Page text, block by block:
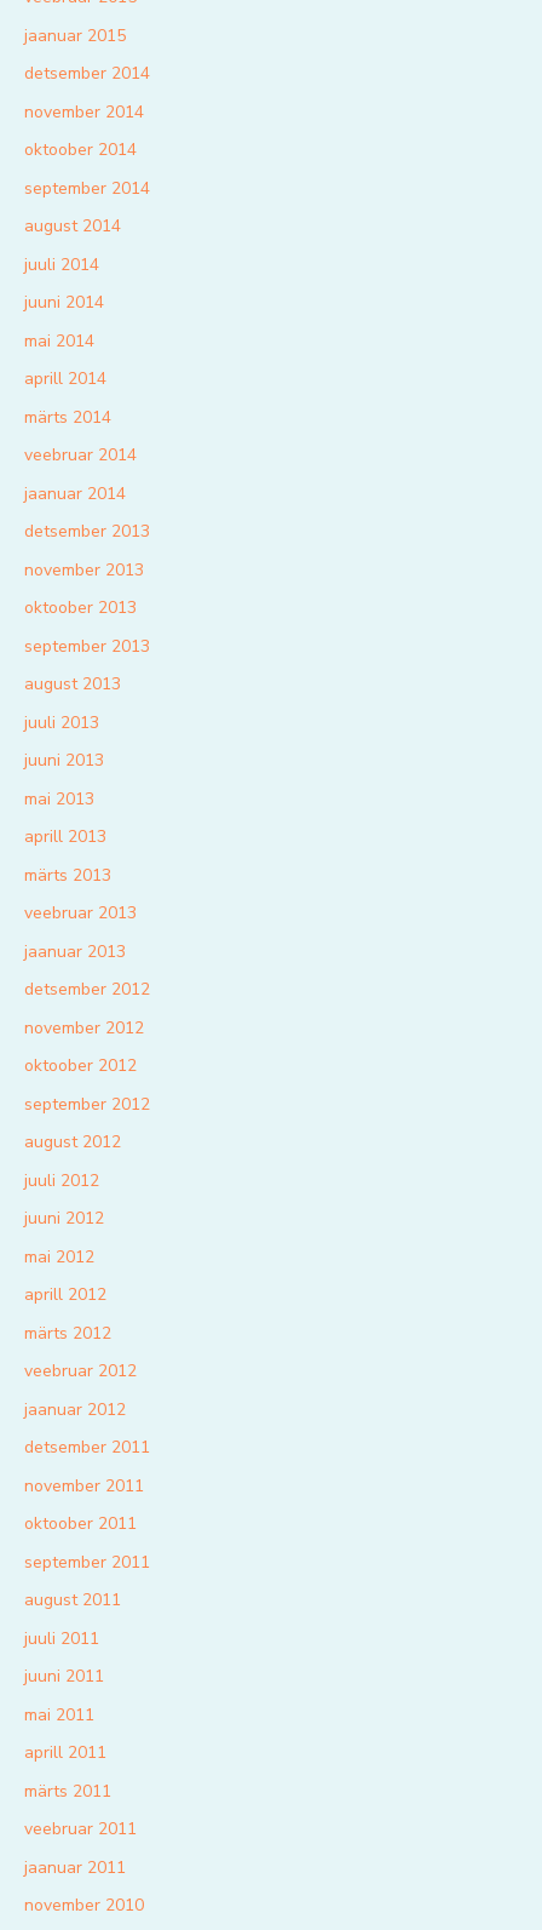
jaanuar 2015
detsember 2014
november 2014
oktoober 2014
september 2014
august 2014
juuli 2014
juuni 2014
mai 2014
aprill 2014
märts 2014
veebruar 2014
jaanuar 2014
detsember 2013
november 2013
oktoober 2013
september 2013
august 2013
juuli 2013
juuni 2013
mai 2013
aprill 2013
märts 2013
veebruar 2013
jaanuar 2013
detsember 2012
november 2012
oktoober 2012
september 2012
august 2012
juuli 2012
juuni 2012
mai 2012
aprill 2012
märts 2012
veebruar 2012
jaanuar 2012
detsember 2011
november 2011
oktoober 2011
september 2011
august 2011
juuli 2011
juuni 2011
mai 2011
aprill 2011
märts 2011
veebruar 2011
jaanuar 2011
november 2010